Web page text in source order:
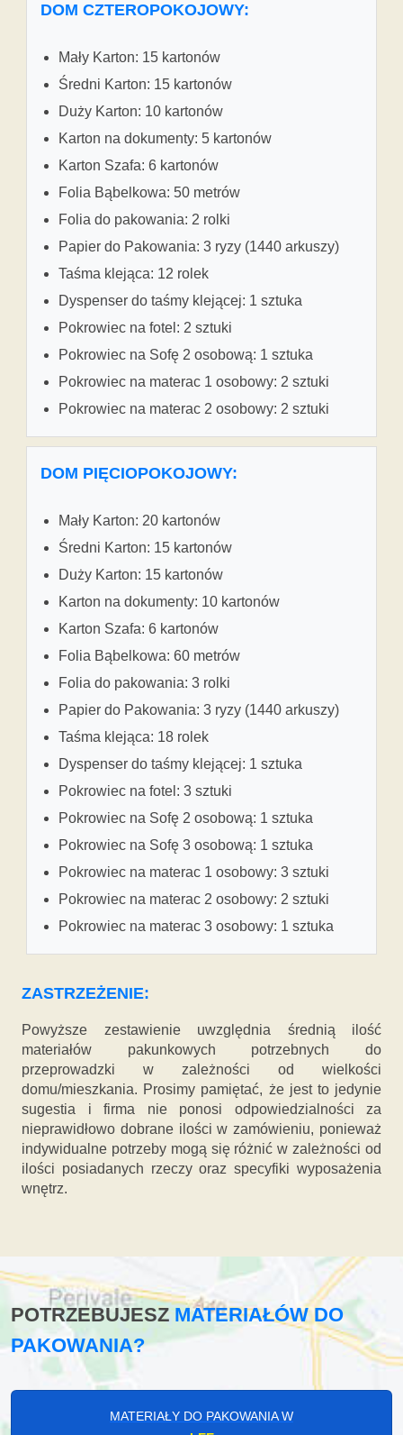
DOM CZTEROPOKOJOWY:
Mały Karton: 15 kartonów
Średni Karton: 15 kartonów
Duży Karton: 10 kartonów
Karton na dokumenty: 5 kartonów
Karton Szafa: 6 kartonów
Folia Bąbelkowa: 50 metrów
Folia do pakowania: 2 rolki
Papier do Pakowania: 3 ryzy (1440 arkuszy)
Taśma klejąca: 12 rolek
Dyspenser do taśmy klejącej: 1 sztuka
Pokrowiec na fotel: 2 sztuki
Pokrowiec na Sofę 2 osobową: 1 sztuka
Pokrowiec na materac 1 osobowy: 2 sztuki
Pokrowiec na materac 2 osobowy: 2 sztuki
DOM PIĘCIOPOKOJOWY:
Mały Karton: 20 kartonów
Średni Karton: 15 kartonów
Duży Karton: 15 kartonów
Karton na dokumenty: 10 kartonów
Karton Szafa: 6 kartonów
Folia Bąbelkowa: 60 metrów
Folia do pakowania: 3 rolki
Papier do Pakowania: 3 ryzy (1440 arkuszy)
Taśma klejąca: 18 rolek
Dyspenser do taśmy klejącej: 1 sztuka
Pokrowiec na fotel: 3 sztuki
Pokrowiec na Sofę 2 osobową: 1 sztuka
Pokrowiec na Sofę 3 osobową: 1 sztuka
Pokrowiec na materac 1 osobowy: 3 sztuki
Pokrowiec na materac 2 osobowy: 2 sztuki
Pokrowiec na materac 3 osobowy: 1 sztuka
ZASTRZEŻENIE:
Powyższe zestawienie uwzględnia średnią ilość
materiałów pakunkowych potrzebnych do
przeprowadzki w zależności od wielkości
domu/mieszkania. Prosimy pamiętać, że jest to jedynie
sugestia i firma nie ponosi odpowiedzialności za
nieprawidłowo dobrane ilości w zamówieniu, ponieważ
indywidualne potrzeby mogą się różnić w zależności od
ilości posiadanych rzeczy oraz specyfiki wyposażenia
wnętrz.
POTRZEBUJESZMATERIAŁÓW DO
PAKOWANIA?
MATERIAŁY DO PAKOWANIA W